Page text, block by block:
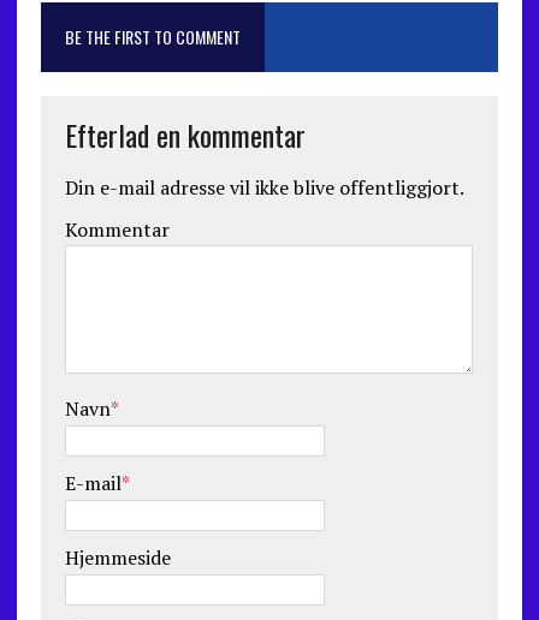
BE THE FIRST TO COMMENT
Efterlad en kommentar
Din e-mail adresse vil ikke blive offentliggjort.
Kommentar
Navn*
E-mail*
Hjemmeside